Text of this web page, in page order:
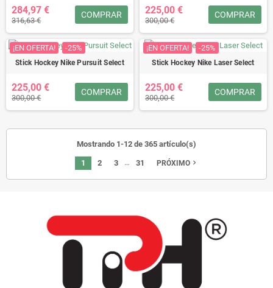
284,97 €
316,63 €
COMPRAR 225,00 €
300,00 €
COMPRAR
¡EN OFERTA! -25%
Stick Hockey Nike Pursuit Select
225,00 €
300,00 €
COMPRAR
¡EN OFERTA! -25%
Stick Hockey Nike Laser Select
225,00 €
300,00 €
COMPRAR
Mostrando 1-12 de 365 artículo(s)
1 2 3 … 31 PRÓXIMOnavigate_next